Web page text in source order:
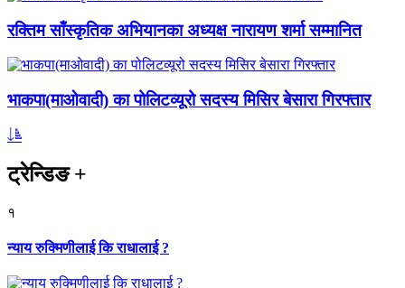
रक्तिम साँस्कृतिक अभियानका अध्यक्ष नारायण शर्मा सम्मानित
भाकपा(माओवादी) का पोलिटव्यूरो सदस्य मिसिर बेसारा गिरफ्तार
ट्रेन्डिङ+
१
न्याय रुक्मिणीलाई कि राधालाई ?